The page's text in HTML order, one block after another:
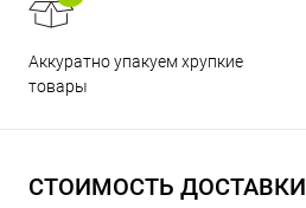
Аккуратно упакуем хрупкие
товары
СТОИМОСТЬ ДОСТАВКИ